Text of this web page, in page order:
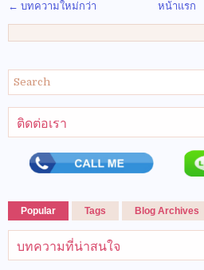
← บทความใหม่กว่า หน้าแรก
ติดต่อเรา
Popular Tags Blog Archives
บทความที่น่าสนใจ